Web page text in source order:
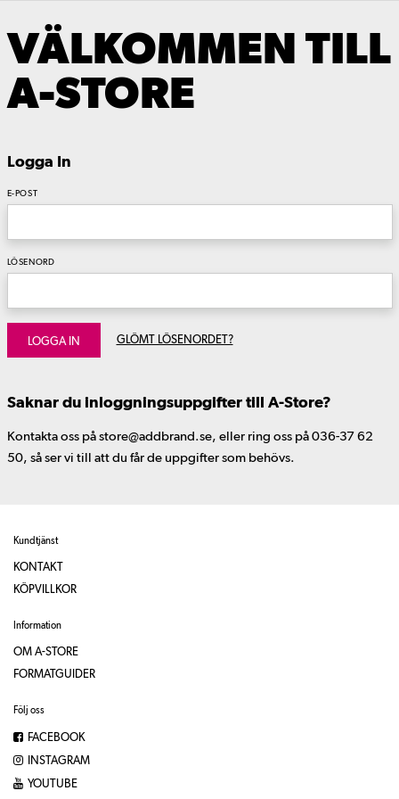
VÄLKOMMEN TILL
A-STORE
Logga In
E-POST
LÖSENORD
LOGGA IN GLÖMT LÖSENORDET?
Saknar du inloggningsuppgifter till A-Store?
Kontakta oss på store@addbrand.se, eller ring oss på 036-37 62
50, så ser vi till att du får de uppgifter som behövs.
Kundtjänst
KONTAKT
KÖPVILLKOR
Information
OM A-STORE
FORMATGUIDER
Följ oss
FACEBOOK
INSTAGRAM
YOUTUBE